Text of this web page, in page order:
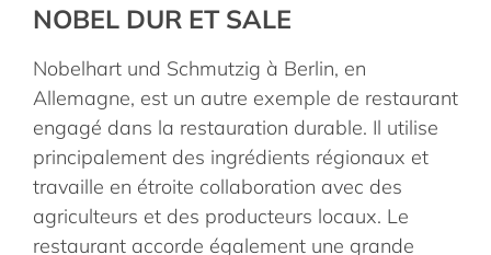
NOBEL DUR ET SALE
Nobelhart und Schmutzig à Berlin, en
Allemagne, est un autre exemple de restaurant
engagé dans la restauration durable. Il utilise
principalement des ingrédients régionaux et
travaille en étroite collaboration avec des
agriculteurs et des producteurs locaux. Le
restaurant accorde également une grande